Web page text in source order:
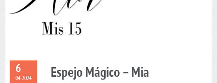
6
04 2024 Espejo Mágico – Mia